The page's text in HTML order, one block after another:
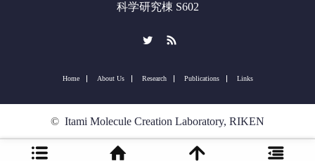
科学研究棟 S602
Home About Us Research Publications Links
© Itami Molecule Creation Laboratory, RIKEN